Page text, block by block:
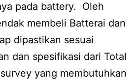
pada battery. Oleh
membeli Batterai dan
dipastikan sesuai
dan spesifikasi dari Total
yang membutuhkan